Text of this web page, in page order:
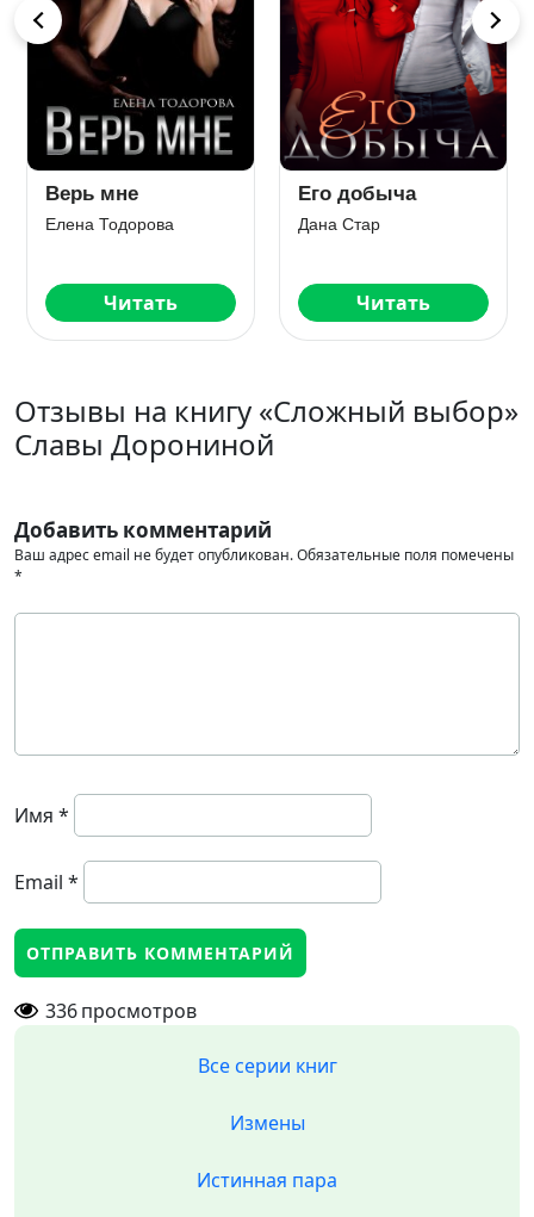
добыча
Стар
Читать
Безумно влюблен
Натализа Кофф
Читать
Отзывы на книгу «Сложный выбор»
Славы Дорониной
Добавить комментарий
Ваш адрес email не будет опубликован.Обязательные поля помечены
*
Имя *
Email *
336просмотров
Все серии книг
Измены
Истинная пара